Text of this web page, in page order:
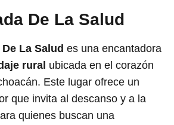
De La Salud
La Salud es una encantadora
rural ubicada en el corazón
Este lugar ofrece un
que invita al descanso y a la
quienes buscan una